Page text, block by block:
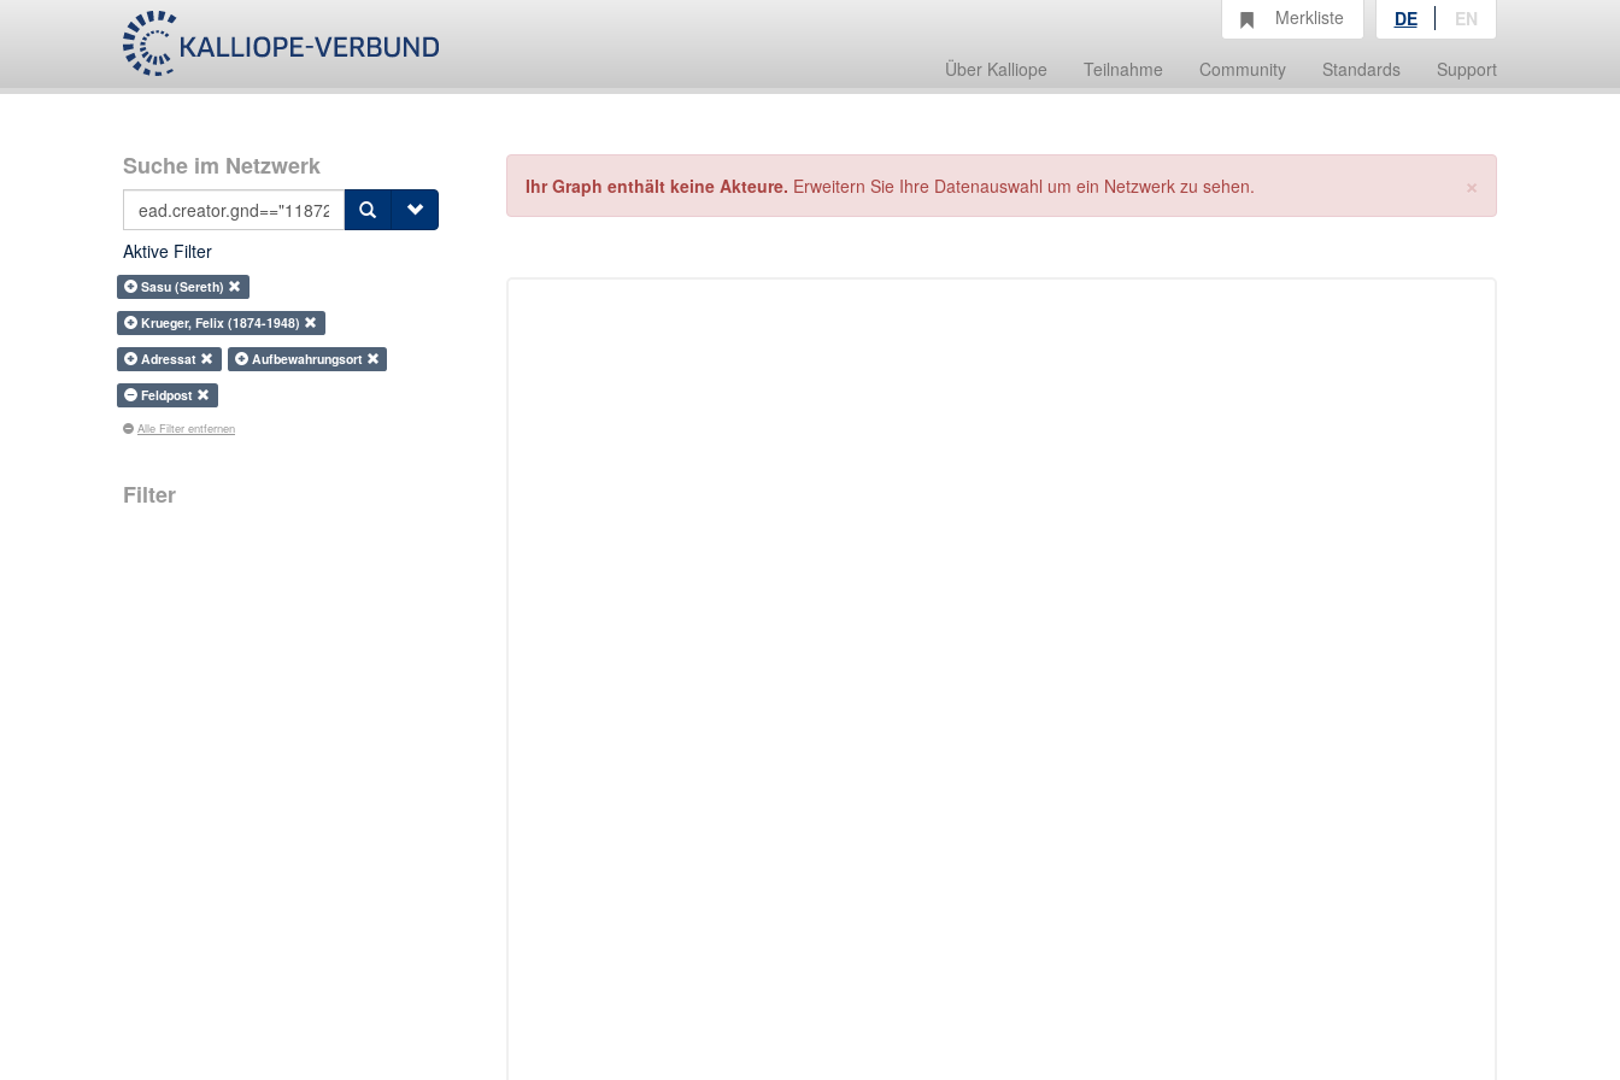
Über Kalliope Teilnahme Community Standards Support
Merkliste DE EN
Suche im Netzwerk
Aktive Filter
Sasu (Sereth)
Krueger, Felix (1874-1948)
Adressat
Aufbewahrungsort
Feldpost
Alle Filter entfernen
Filter
×
Ihr Graph enthält keine Akteure. Erweitern Sie Ihre Datenauswahl um ein Netzwerk zu sehen.